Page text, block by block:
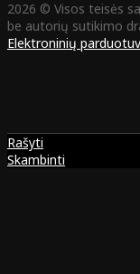
2026 © Visos teisės
be autorių sutikimo
Elektroninių
Rašyti
Skambinti